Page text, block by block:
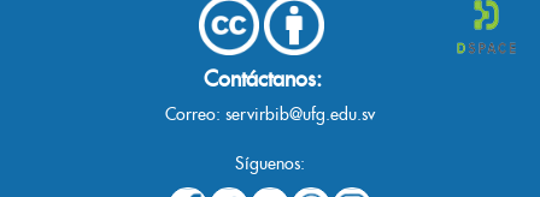
Contáctanos:
Correo: servirbib@ufg.edu.sv
Síguenos: